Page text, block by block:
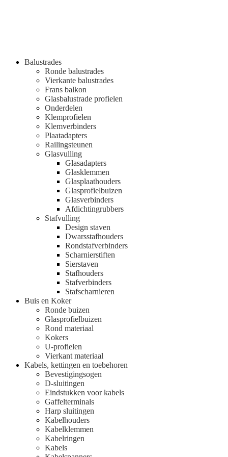
Balustrades
Ronde balustrades
Vierkante balustrades
Frans balkon
Glasbalustrade profielen
Onderdelen
Klemprofielen
Klemverbinders
Plaatadapters
Railingsteunen
Glasvulling
Glasadapters
Glasklemmen
Glasplaathouders
Glasprofielbuizen
Glasverbinders
Afdichtingrubbers
Stafvulling
Design staven
Dwarsstafhouders
Rondstafverbinders
Scharnierstiften
Sierstaven
Stafhouders
Stafverbinders
Stafscharnieren
Buis en Koker
Ronde buizen
Glasprofielbuizen
Rond materiaal
Kokers
U-profielen
Vierkant materiaal
Kabels, kettingen en toebehoren
Bevestigingsogen
D-sluitingen
Eindstukken voor kabels
Gaffelterminals
Harp sluitingen
Kabelhouders
Kabelklemmen
Kabelringen
Kabels